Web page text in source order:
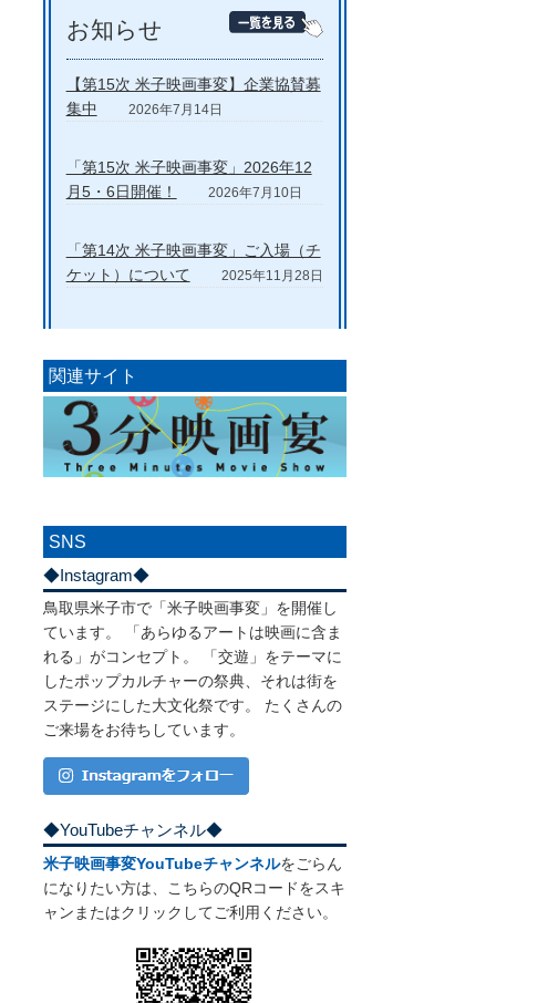
お知らせ
【第15次 米子映画事変】企業協賛募
集中
2026年7月14日
「第15次 米子映画事変」2026年12
月5・6日開催！
2026年7月10日
「第14次 米子映画事変」ご入場（チ
ケット）について
2025年11月28日
関連サイト
SNS
◆Instagram◆
鳥取県米子市で「米子映画事変」を開催し
ています。 「あらゆるアートは映画に含ま
れる」がコンセプト。 「交遊」をテーマに
したポップカルチャーの祭典、それは街を
ステージにした大文化祭です。 たくさんの
ご来場をお待ちしています。
◆YouTubeチャンネル◆
米子映画事変YouTubeチャンネルをごらん
になりたい方は、こちらのQRコードをスキ
ャンまたはクリックしてご利用ください。